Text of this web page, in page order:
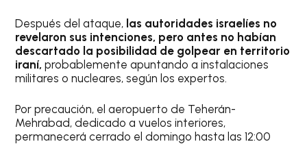
Después del ataque, las autoridades israelíes no
revelaron sus intenciones, pero antes no habían
descartado la posibilidad de golpear en territorio
iraní, probablemente apuntando a instalaciones
militares o nucleares, según los expertos.
Por precaución, el aeropuerto de Teherán-
Mehrabad, dedicado a vuelos interiores,
permanecerá cerrado el domingo hasta las 12:00